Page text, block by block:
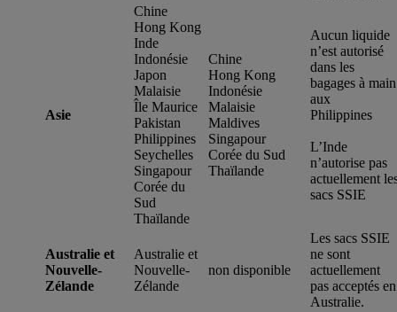
Asie
Chine
Hong Kong
Inde
Indonésie
Japon
Malaisie
Île Maurice
Pakistan
Philippines
Seychelles
Singapour
Corée du
Sud
Thaïlande
Chine
Hong Kong
Indonésie
Malaisie
Maldives
Singapour
Corée du Sud
Thaïlande
Aucun liquide
n’est autorisé
dans les
bagages à main
aux
Philippines
L’Inde
n’autorise pas
actuellement
sacs SSIE
Australie et
Nouvelle-
Zélande
Australie et
Nouvelle-
Zélande
non disponible
Les sacs SSIE
ne sont
actuellement
pas acceptés en
Australie.